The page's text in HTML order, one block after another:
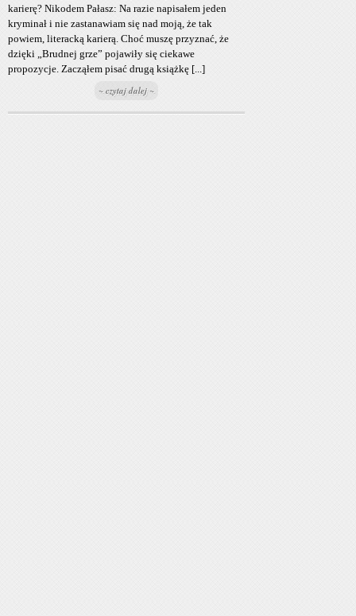
karierę? Nikodem Pałasz: Na razie napisałem jeden
kryminał i nie zastanawiam się nad moją, że tak
powiem, literacką karierą. Choć muszę przyznać, że
dzięki „Brudnej grze” pojawiły się ciekawe
propozycje. Zacząłem pisać drugą książkę [...]
~ czytaj dalej ~